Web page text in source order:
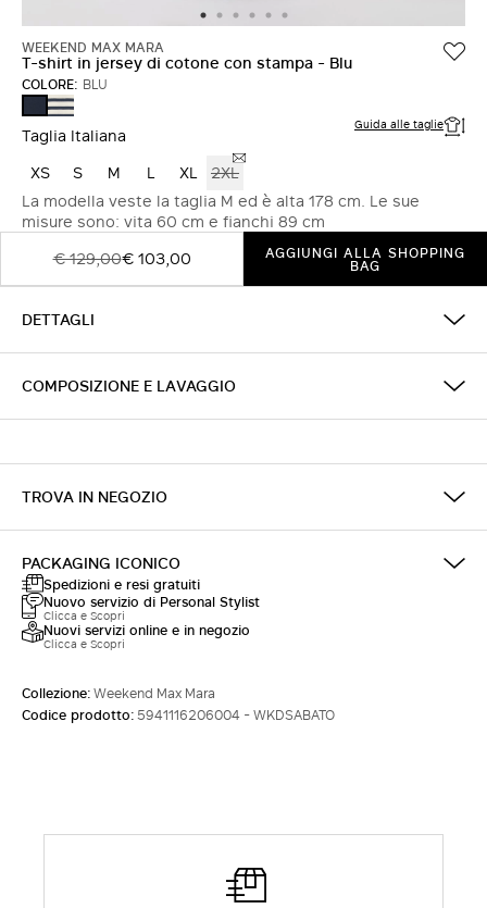
WEEKEND MAX MARA
T-shirt in jersey di cotone con stampa - Blu
COLORE: BLU
BLU
Taglia Italiana Guida alle taglie
XS S M L XL 2XL
La modella veste la taglia M ed è alta 178 cm. Le sue
misure sono: vita 60 cm e fianchi 89 cm
€ 129,00€ 103,00 AGGIUNGI ALLA SHOPPING
BAG
DETTAGLI
COMPOSIZIONE E LAVAGGIO
TROVA IN NEGOZIO
PACKAGING ICONICO
Spedizioni e resi gratuiti
Nuovo servizio di Personal Stylist
Clicca e Scopri
Nuovi servizi online e in negozio
Clicca e Scopri
Collezione:Weekend Max Mara
Codice prodotto:5941116206004 - WKDSABATO